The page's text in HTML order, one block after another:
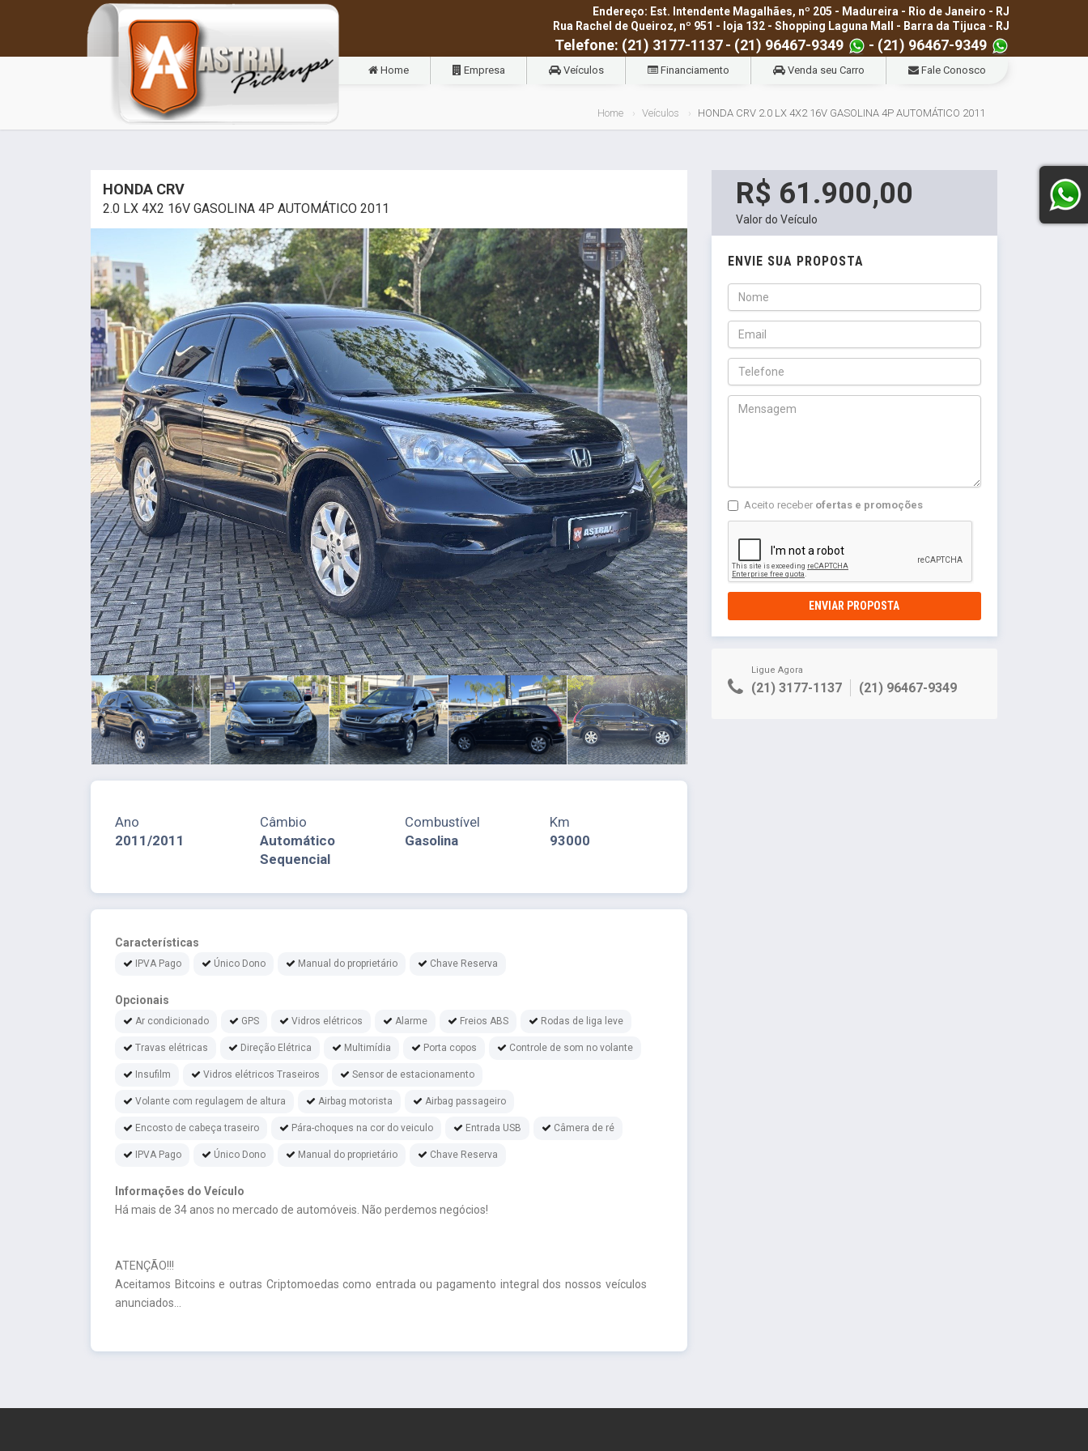
Endereço: Est. Intendente Magalhães, nº 205 - Madureira - Rio de Janeiro - RJ
Rua Rachel de Queiroz, nº 951 - loja 132 - Shopping Laguna Mall - Barra da Tijuca - RJ
Telefone: (21) 3177-1137- (21) 96467-9349 - (21) 96467-9349
Home Empresa Veículos Financiamento Venda seu Carro Fale Conosco
Home Veículos HONDA CRV 2.0 LX 4X2 16V GASOLINA 4P AUTOMÁTICO 2011
HONDA CRV
2.0 LX 4X2 16V GASOLINA 4P AUTOMÁTICO 2011
Ano
2011/2011
Câmbio
Automático
Sequencial
Combustível
Gasolina
Km
93000
Características
IPVA Pago Único Dono Manual do proprietário Chave Reserva
Opcionais
Ar condicionado GPS Vidros elétricos Alarme Freios ABS Rodas de liga leve
Travas elétricas Direção Elétrica Multimídia Porta copos Controle de som no volante
Insufilm Vidros elétricos Traseiros Sensor de estacionamento
Volante com regulagem de altura Airbag motorista Airbag passageiro
Encosto de cabeça traseiro Pára-choques na cor do veiculo Entrada USB Câmera de ré
IPVA Pago Único Dono Manual do proprietário Chave Reserva
Informações do Veículo
Há mais de 34 anos no mercado de automóveis. Não perdemos negócios!
ATENÇÃO!!!
Aceitamos Bitcoins e outras Criptomoedas como entrada ou pagamento integral dos nossos veículos
anunciados...
R$ 61.900,00
Valor do Veículo
ENVIE SUA PROPOSTA
Aceito receber ofertas e promoções
ENVIAR PROPOSTA
Ligue Agora
(21) 3177-1137 (21) 96467-9349